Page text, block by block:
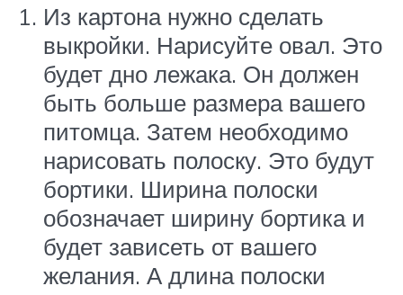
Из картона нужно сделать
выкройки. Нарисуйте овал. Это
будет дно лежака. Он должен
быть больше размера вашего
питомца. Затем необходимо
нарисовать полоску. Это будут
бортики. Ширина полоски
обозначает ширину бортика и
будет зависеть от вашего
желания. А длина полоски